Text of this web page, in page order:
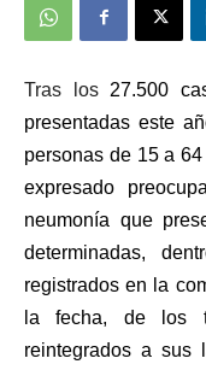
Tras los 27.500
presentadas este
personas de 15 a
expresado
neumonía que
determinadas,
registrados en la
la fecha, de los
reintegrados a sus